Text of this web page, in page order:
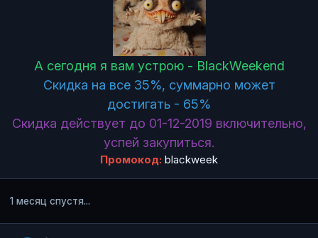
А сегодня я вам устрою - BlackWeekend
Скидка на все 35%, суммарно может
достигать - 65%
Скидка действует до 01-12-2019 включительно,
успей закупиться.
Промокод: blackweek
1 месяц спустя...